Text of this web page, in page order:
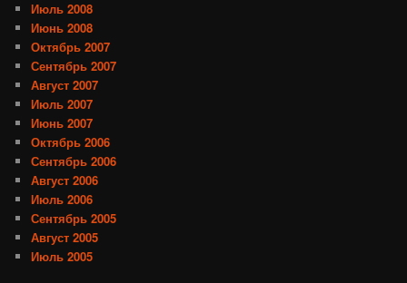
Июль 2008
Июнь 2008
Октябрь 2007
Сентябрь 2007
Август 2007
Июль 2007
Июнь 2007
Октябрь 2006
Сентябрь 2006
Август 2006
Июль 2006
Сентябрь 2005
Август 2005
Июль 2005